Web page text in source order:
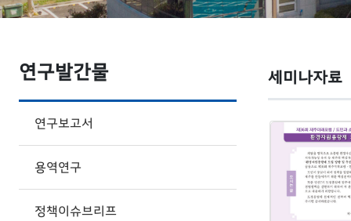
연구발간물
연구보고서
용역연구
정책이슈브리프
세미나자료